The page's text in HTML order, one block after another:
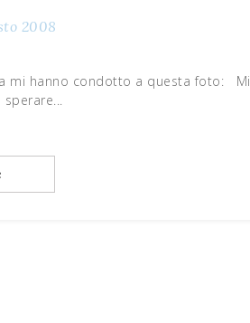
2008
mi hanno condotto a questa foto: Mi